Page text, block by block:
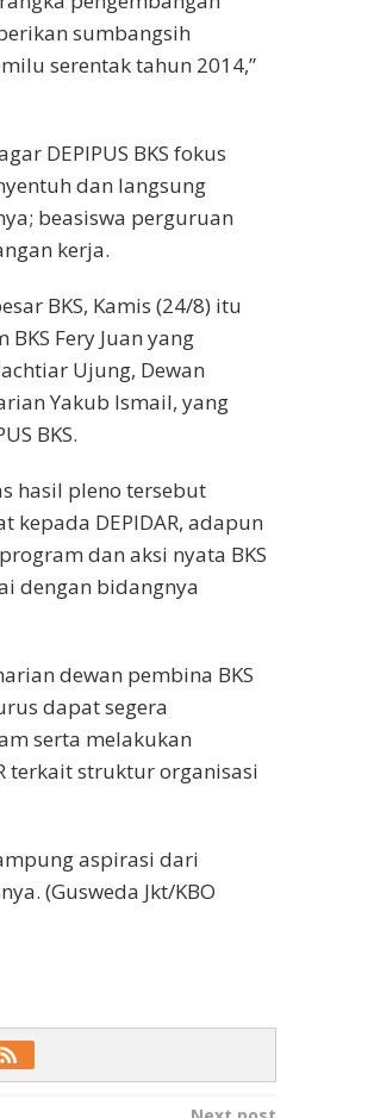
sumbangsih
serentak tahun 2014,”
DEPIPUS BKS fokus
dan langsung
beasiswa perguruan
kerja.
BKS, Kamis (24/8) itu
Fery Juan yang
Ujung, Dewan
Yakub Ismail, yang
BKS.
hasil pleno tersebut
DEPIDAR, adapun
dan aksi nyata BKS
dengan bidangnya
dewan pembina BKS
dapat segera
serta melakukan
terkait struktur organisasi
aspirasi dari
(Gusweda Jkt/KBO